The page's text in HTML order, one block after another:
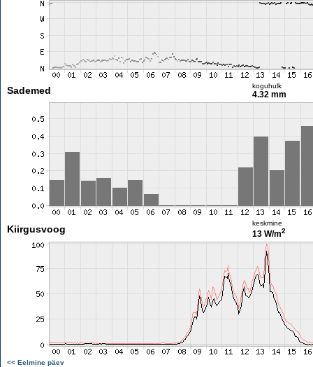
Sademed koguhulk
4.32 mm
Kiirgusvoog
keskmine
13 W/m2
<< Eelmine päev